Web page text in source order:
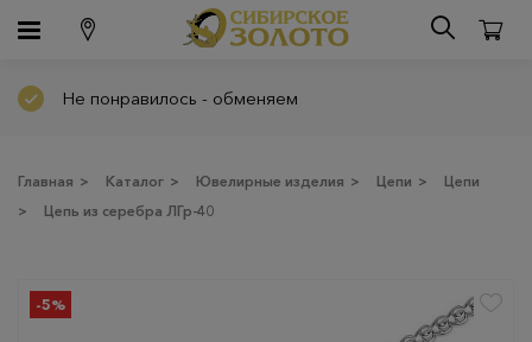
Не понравилось - обменяем
Главная > Каталог > Ювелирные изделия > Цепи >
Цепи
>
Цепь из серебра ЛГр-40
-5%